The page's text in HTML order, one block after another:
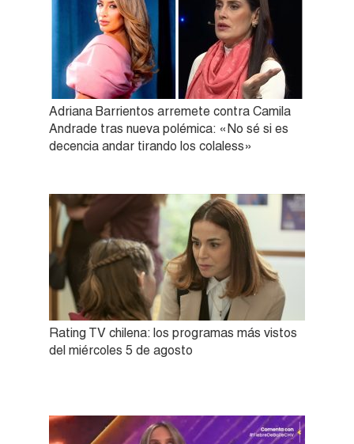
Adriana Barrientos arremete contra Camila
Andrade tras nueva polémica: «No sé si es
decencia andar tirando los colaless»
Rating TV chilena: los programas más vistos
del miércoles 5 de agosto